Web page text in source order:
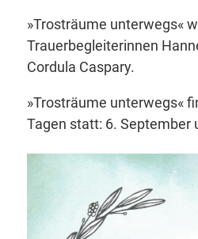
»Trosträume unterwegs«
Trauerbegleiterinnen
Cordula Caspary.
»Trosträume unterwegs«
Tagen statt: 6. September